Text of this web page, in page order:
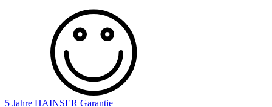
5 Jahre HAINSER Garantie